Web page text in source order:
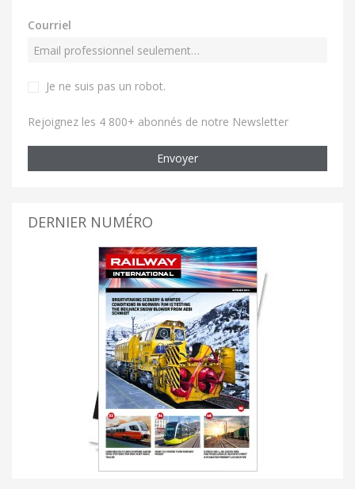
Courriel
Je ne suis pas un robot.
Rejoignez les 4 800+ abonnés de notre Newsletter
Envoyer
DERNIER NUMÉRO